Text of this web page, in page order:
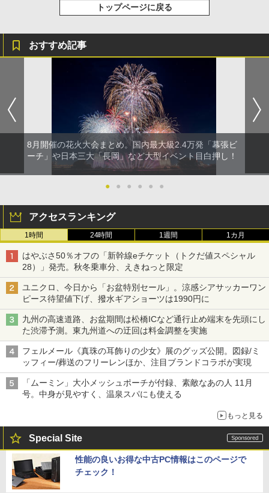
トップページに戻る
おすすめ記事
8月開催の花火大会まとめ。国内最大級2.4万発「幕張ビ
ーチ」や日本三大「長岡」など大型イベント目白押し！
● ● ● ● ● ●
アクセスランキング
1時間 24時間 1週間 1カ月
はやぶさ50％オフの「新幹線eチケット（トクだ値スペシャル
28）」発売。秋冬乗車分、えきねっと限定
ユニクロ、今日から「お盆特別セール」。涼感シアサッカーワン
ピース待望値下げ、撥水ギアショーツは1990円に
九州の高速道路、お盆期間は松橋ICなど通行止め端末を先頭にし
た渋滞予測。東九州道への迂回は料金調整を実施
フェルメール《真珠の耳飾りの少女》展のグッズ公開。図録/ミ
ッフィー/葬送のフリーレンほか、注目ブランドコラボが実現
「ムーミン」大小メッシュポーチが付録、素敵なあの人 11月
号。中身が見やすく、温泉スパにも使える
もっと見る
Special Site
性能の良いお得な中古PC情報はこのページで
チェック！